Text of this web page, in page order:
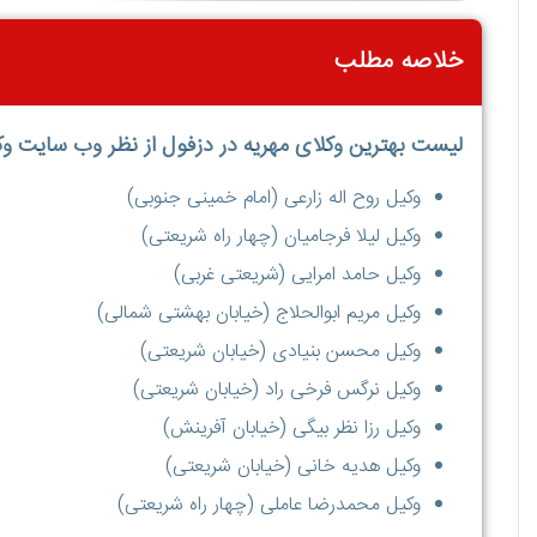
خلاصه مطلب
لیست بهترین وکلای مهریه در دزفول از نظر وب سایت
وکیل روح اله زارعی (امام خمینی جنوبی)
وکیل لیلا فرجامیان (چهار راه شریعتی)
وکیل حامد امرایی (شریعتی غربی)
وکیل مریم ابوالحلاج (خیابان بهشتی شمالی)
وکیل محسن بنیادی (خیابان شریعتی)
وکیل نرگس فرخی راد (خیابان شریعتی)
وکیل رزا نظر بیگی (خیابان آفرینش)
وکیل هدیه خانی (خیابان شریعتی)
وکیل محمدرضا عاملی (چهار راه شریعتی)